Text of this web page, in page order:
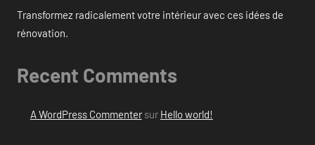
Transformez radicalement votre intérieur avec ces idées de
rénovation.
Recent Comments
A WordPress Commentersur Hello world!